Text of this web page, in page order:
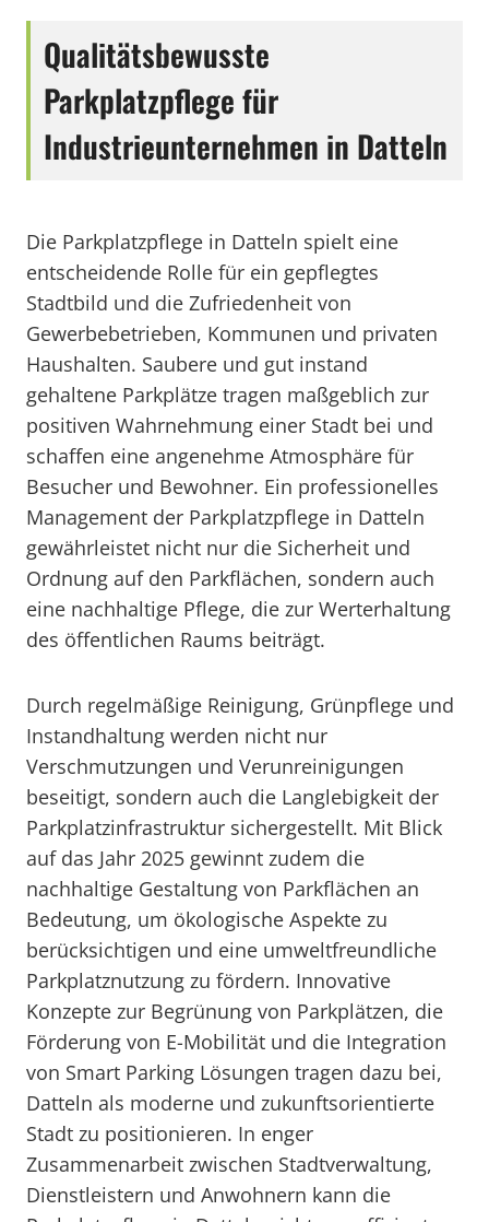
Qualitätsbewusste
Parkplatzpflege für
Industrieunternehmen in Datteln
Die Parkplatzpflege in Datteln spielt eine
entscheidende Rolle für ein gepflegtes
Stadtbild und die Zufriedenheit von
Gewerbebetrieben, Kommunen und privaten
Haushalten. Saubere und gut instand
gehaltene Parkplätze tragen maßgeblich zur
positiven Wahrnehmung einer Stadt bei und
schaffen eine angenehme Atmosphäre für
Besucher und Bewohner. Ein professionelles
Management der Parkplatzpflege in Datteln
gewährleistet nicht nur die Sicherheit und
Ordnung auf den Parkflächen, sondern auch
eine nachhaltige Pflege, die zur Werterhaltung
des öffentlichen Raums beiträgt.
Durch regelmäßige Reinigung, Grünpflege und
Instandhaltung werden nicht nur
Verschmutzungen und Verunreinigungen
beseitigt, sondern auch die Langlebigkeit der
Parkplatzinfrastruktur sichergestellt. Mit Blick
auf das Jahr 2025 gewinnt zudem die
nachhaltige Gestaltung von Parkflächen an
Bedeutung, um ökologische Aspekte zu
berücksichtigen und eine umweltfreundliche
Parkplatznutzung zu fördern. Innovative
Konzepte zur Begrünung von Parkplätzen, die
Förderung von E-Mobilität und die Integration
von Smart Parking Lösungen tragen dazu bei,
Datteln als moderne und zukunftsorientierte
Stadt zu positionieren. In enger
Zusammenarbeit zwischen Stadtverwaltung,
Dienstleistern und Anwohnern kann die